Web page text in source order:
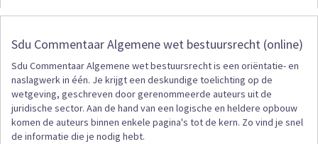
Sdu Commentaar Algemene wet bestuursrecht (online)
Sdu Commentaar Algemene wet bestuursrecht is een oriëntatie- en
naslagwerk in één. Je krijgt een deskundige toelichting op de
wetgeving, geschreven door gerenommeerde auteurs uit de
juridische sector. Aan de hand van een logische en heldere opbouw
komen de auteurs binnen enkele pagina's tot de kern. Zo vind je snel
de informatie die je nodig hebt.